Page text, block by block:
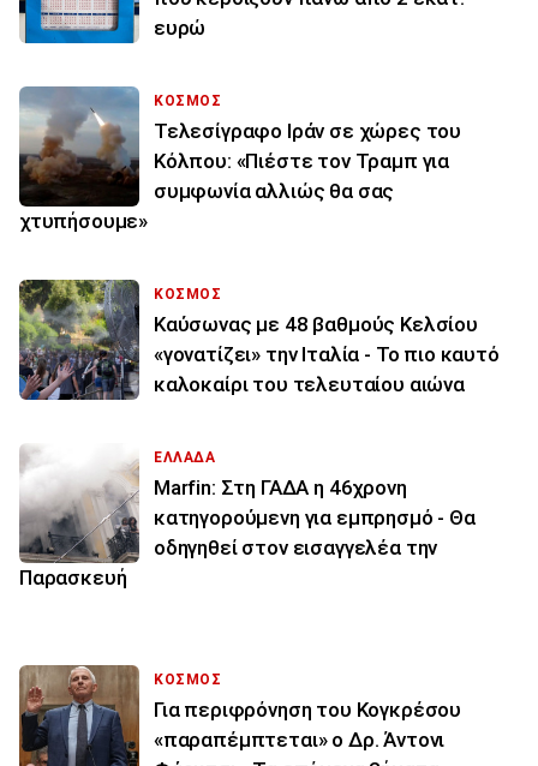
ευρώ
ΚΟΣΜΟΣ
Τελεσίγραφο Ιράν σε χώρες του
Κόλπου: «Πιέστε τον Τραμπ για
συμφωνία αλλιώς θα σας
χτυπήσουμε»
ΚΟΣΜΟΣ
Καύσωνας με 48 βαθμούς Κελσίου
«γονατίζει» την Ιταλία - Το πιο καυτό
καλοκαίρι του τελευταίου αιώνα
ΕΛΛΑΔΑ
Marfin: Στη ΓΑΔΑ η 46χρονη
κατηγορούμενη για εμπρησμό - Θα
οδηγηθεί στον εισαγγελέα την
Παρασκευή
ΚΟΣΜΟΣ
Για περιφρόνηση του Κογκρέσου
«παραπέμπτεται» ο Δρ. Άντονι